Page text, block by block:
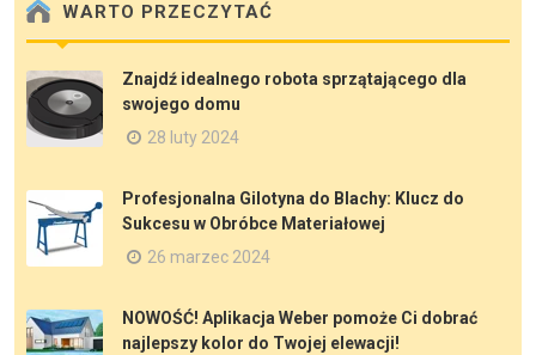
WARTO PRZECZYTAĆ
Znajdź idealnego robota sprzątającego dla
swojego domu
28 luty 2024
Profesjonalna Gilotyna do Blachy: Klucz do
Sukcesu w Obróbce Materiałowej
26 marzec 2024
NOWOŚĆ! Aplikacja Weber pomoże Ci dobrać
najlepszy kolor do Twojej elewacji!